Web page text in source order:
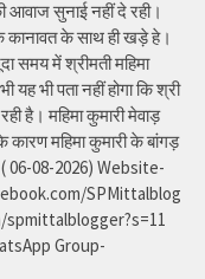
आवाज सुनाई नहीं दे रही।
कानावत के साथ ही खड़े हे।
समय में श्रीमती महिमा
यह भी पता नहीं होगा कि श्री
है। महिमा कुमारी मेवाड़
महिमा कुमारी के बांगड़
06-08-2026) Website-
SPMittalblog
Group-